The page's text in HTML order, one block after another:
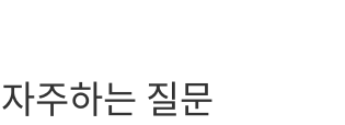
자주하는 질문